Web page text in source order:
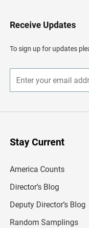
H
e
d
e
Receive Updates
To sign up for updates
Stay Current
America Counts
Director’s Blog
Deputy Director’s Blog
Random Samplings